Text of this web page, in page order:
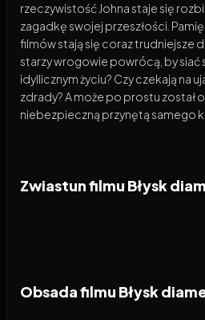
rzeczywistość Johna staje się
zagadkę swojej przeszłości.
filmów stają się coraz trudniejsze
starzy wrogowie powrócą, by siać
idyllicznym życiu? Czy czekają na
zdrady? A może po prostu został
niebezpieczną przynętą samego
Zwiastun filmu Błysk
Obsada filmu Błysk